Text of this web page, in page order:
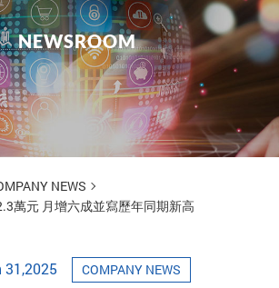
NEWSROOM
NEWS
萬元 月增六成並寫歷年同期新高
31,2025 COMPANY NEWS